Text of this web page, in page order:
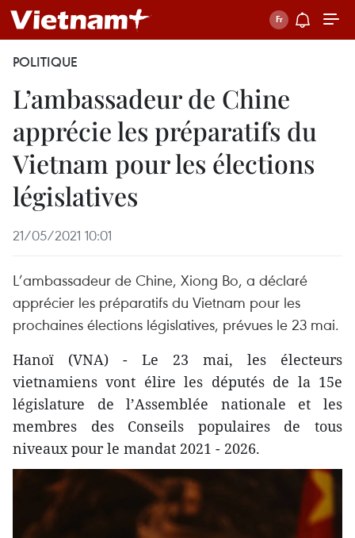
POLITIQUE
L’ambassadeur de Chine
apprécie les préparatifs du
Vietnam pour les élections
législatives
21/05/2021 10:01
L’ambassadeur de Chine, Xiong Bo, a déclaré
apprécier les préparatifs du Vietnam pour les
prochaines élections législatives, prévues le 23 mai.
Hanoï (VNA) - Le 23 mai, les électeurs
vietnamiens vont élire les députés de la 15e
législature de l’Assemblée nationale et les
membres des Conseils populaires de tous
niveaux pour le mandat 2021 - 2026.